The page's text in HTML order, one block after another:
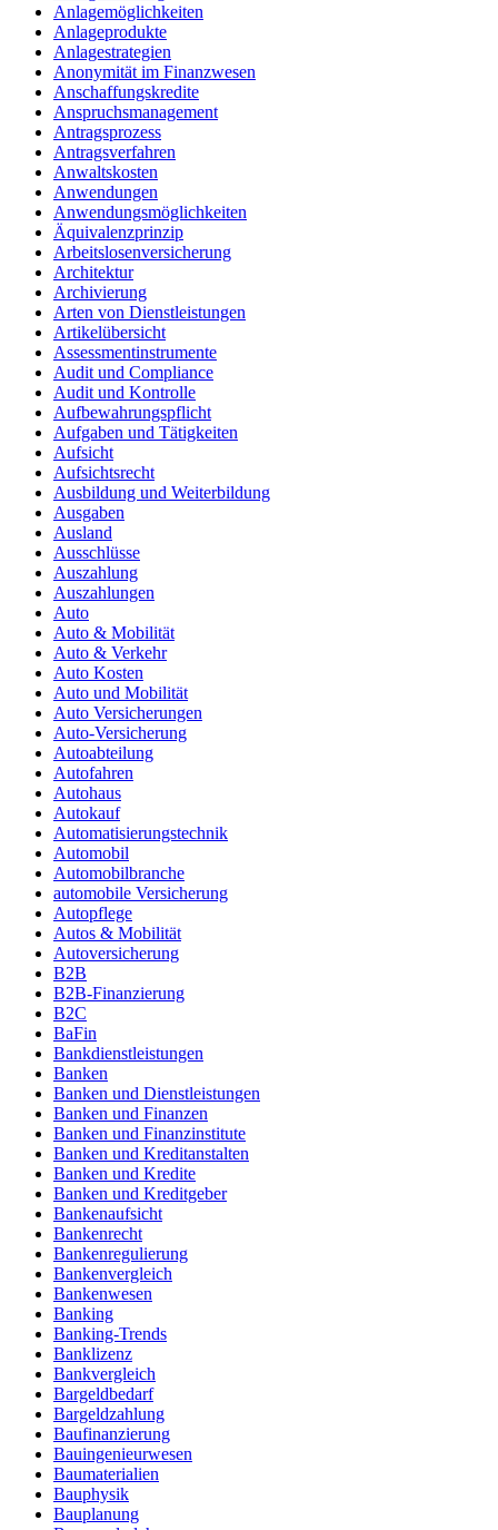
Anlagemöglichkeiten
Anlageprodukte
Anlagestrategien
Anonymität im Finanzwesen
Anschaffungskredite
Anspruchsmanagement
Antragsprozess
Antragsverfahren
Anwaltskosten
Anwendungen
Anwendungsmöglichkeiten
Äquivalenzprinzip
Arbeitslosenversicherung
Architektur
Archivierung
Arten von Dienstleistungen
Artikelübersicht
Assessmentinstrumente
Audit und Compliance
Audit und Kontrolle
Aufbewahrungspflicht
Aufgaben und Tätigkeiten
Aufsicht
Aufsichtsrecht
Ausbildung und Weiterbildung
Ausgaben
Ausland
Ausschlüsse
Auszahlung
Auszahlungen
Auto
Auto & Mobilität
Auto & Verkehr
Auto Kosten
Auto und Mobilität
Auto Versicherungen
Auto-Versicherung
Autoabteilung
Autofahren
Autohaus
Autokauf
Automatisierungstechnik
Automobil
Automobilbranche
automobile Versicherung
Autopflege
Autos & Mobilität
Autoversicherung
B2B
B2B-Finanzierung
B2C
BaFin
Bankdienstleistungen
Banken
Banken und Dienstleistungen
Banken und Finanzen
Banken und Finanzinstitute
Banken und Kreditanstalten
Banken und Kredite
Banken und Kreditgeber
Bankenaufsicht
Bankenrecht
Bankenregulierung
Bankenvergleich
Bankenwesen
Banking
Banking-Trends
Banklizenz
Bankvergleich
Bargeldbedarf
Bargeldzahlung
Baufinanzierung
Bauingenieurwesen
Baumaterialien
Bauphysik
Bauplanung